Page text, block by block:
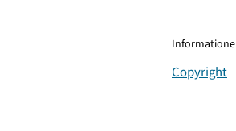
Copyright